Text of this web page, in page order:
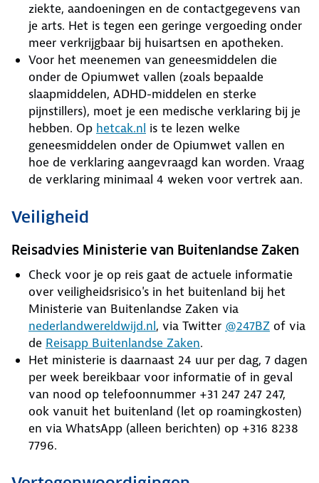
ziekte, aandoeningen en de contactgegevens van
je arts. Het is tegen een geringe vergoeding onder
meer verkrijgbaar bij huisartsen en apotheken.
Voor het meenemen van geneesmiddelen die
onder de Opiumwet vallen (zoals bepaalde
slaapmiddelen, ADHD-middelen en sterke
pijnstillers), moet je een medische verklaring bij je
hebben. Op hetcak.nl is te lezen welke
geneesmiddelen onder de Opiumwet vallen en
hoe de verklaring aangevraagd kan worden. Vraag
de verklaring minimaal 4 weken voor vertrek aan.
Veiligheid
Reisadvies Ministerie van Buitenlandse Zaken
Check voor je op reis gaat de actuele informatie
over veiligheidsrisico's in het buitenland bij het
Ministerie van Buitenlandse Zaken via
nederlandwereldwijd.nl, via Twitter @247BZ of via
de Reisapp Buitenlandse Zaken.
Het ministerie is daarnaast 24 uur per dag, 7 dagen
per week bereikbaar voor informatie of in geval
van nood op telefoonnummer +31 247 247 247,
ook vanuit het buitenland (let op roamingkosten)
en via WhatsApp (alleen berichten) op +316 8238
7796.